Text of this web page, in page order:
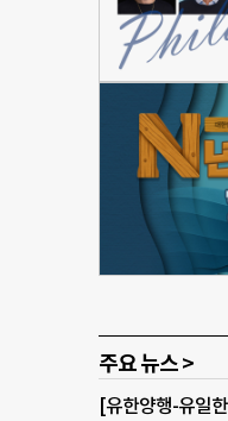
주요 뉴스 >
[유한양행-유일